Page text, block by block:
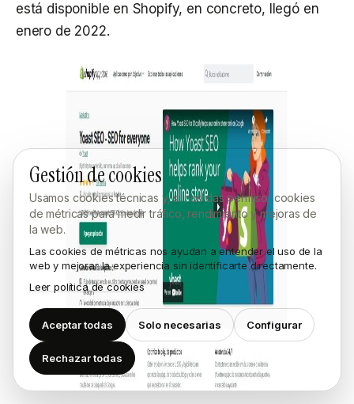
está disponible en Shopify, en concreto, llegó en
enero de 2022.
Gestión de cookies
Usamos cookies técnicas y, si nos das permiso, cookies
de métricas para medir tráfico, rendimiento y mejoras de
la web.
Las cookies de métricas nos ayudan a entender el uso de la
web y mejorar la experiencia sin identificarte directamente.
Leer política de cookies
Aceptar todas Solo necesarias Configurar
Rechazar todas